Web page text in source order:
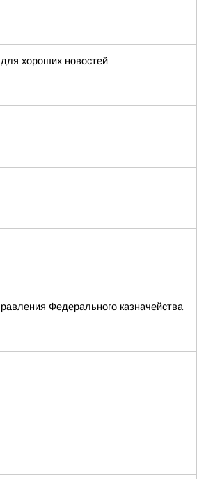
хороших новостей
Федерального казначейства